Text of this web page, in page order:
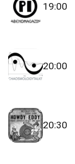
19:00
20:00
20:30